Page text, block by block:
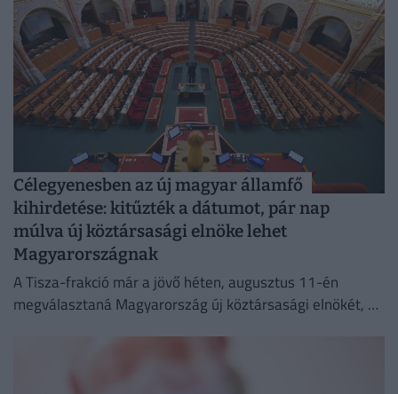
Célegyenesben az új magyar államfő
kihirdetése: kitűzték a dátumot, pár nap
múlva új köztársasági elnöke lehet
Magyarországnak
A Tisza-frakció már a jövő héten, augusztus 11-én
megválasztaná Magyarország új köztársasági elnökét, az